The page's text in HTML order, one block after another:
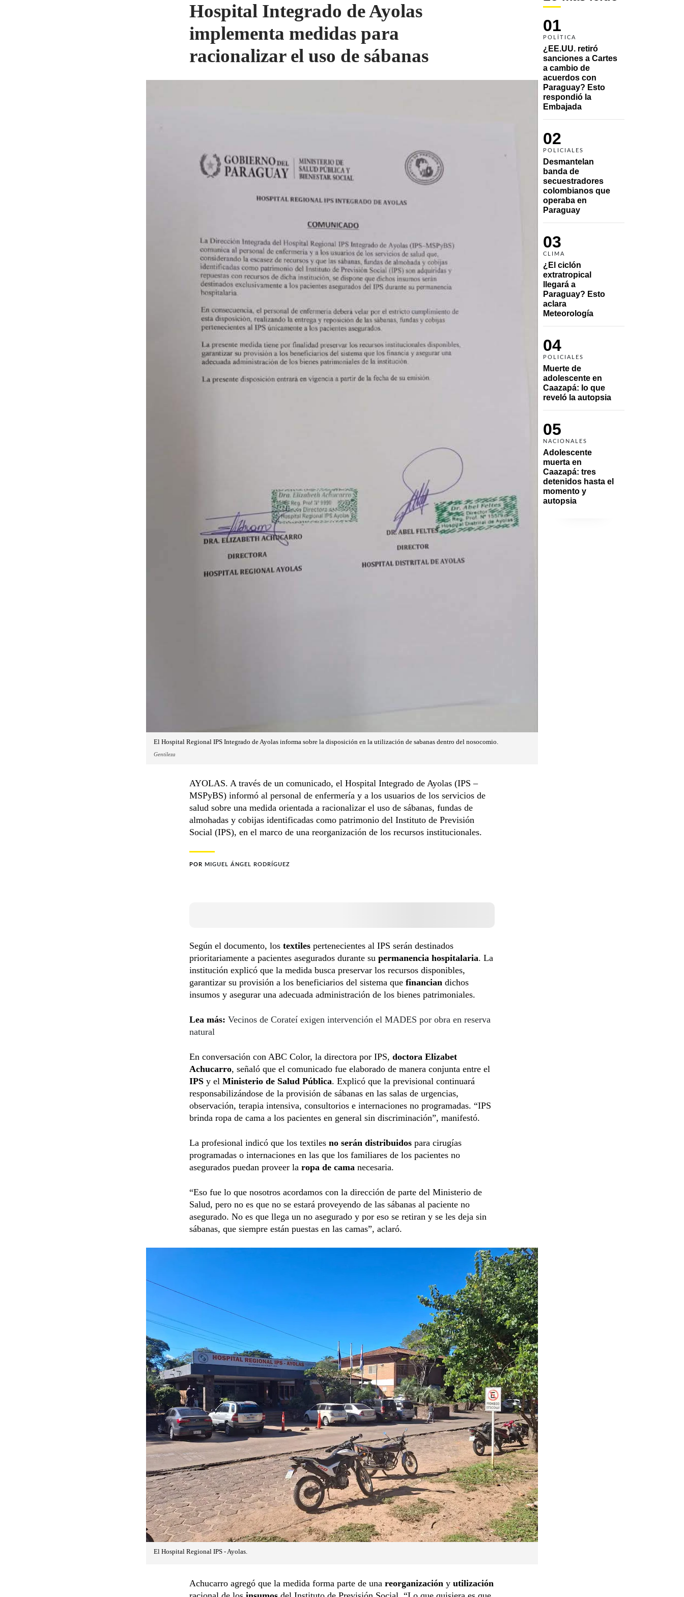
01
POLÍTICA
¿EE.UU. retiró
sanciones a Cartes
a cambio de
acuerdos con
Paraguay? Esto
respondió la
Embajada
02
POLICIALES
Desmantelan
banda de
secuestradores
colombianos que
operaba en
Paraguay
03
CLIMA
¿El ciclón
extratropical
llegará a
Paraguay? Esto
aclara
Meteorología
04
POLICIALES
Muerte de
adolescente en
Caazapá: lo que
reveló la autopsia
05
NACIONALES
Adolescente
muerta en
Caazapá: tres
detenidos hasta el
momento y
autopsia
Hospital Integrado de Ayolas
implementa medidas para
racionalizar el uso de sábanas
El Hospital Regional IPS Integrado de Ayolas informa sobre la disposición en la utilización de sabanas dentro del nosocomio.
Gentileza
AYOLAS. A través de un comunicado, el Hospital Integrado de Ayolas (IPS –
MSPyBS) informó al personal de enfermería y a los usuarios de los servicios de
salud sobre una medida orientada a racionalizar el uso de sábanas, fundas de
almohadas y cobijas identificadas como patrimonio del Instituto de Previsión
Social (IPS), en el marco de una reorganización de los recursos institucionales.
POR MIGUEL ÁNGEL RODRÍGUEZ
Según el documento, los textiles pertenecientes al IPS serán destinados
prioritariamente a pacientes asegurados durante su permanencia hospitalaria. La
institución explicó que la medida busca preservar los recursos disponibles,
garantizar su provisión a los beneficiarios del sistema que financian dichos
insumos y asegurar una adecuada administración de los bienes patrimoniales.
Lea más: Vecinos de Corateí exigen intervención el MADES por obra en reserva
natural
En conversación con ABC Color, la directora por IPS, doctora Elizabet
Achucarro, señaló que el comunicado fue elaborado de manera conjunta entre el
IPS y el Ministerio de Salud Pública. Explicó que la previsional continuará
responsabilizándose de la provisión de sábanas en las salas de urgencias,
observación, terapia intensiva, consultorios e internaciones no programadas. “IPS
brinda ropa de cama a los pacientes en general sin discriminación”, manifestó.
La profesional indicó que los textiles no serán distribuidos para cirugías
programadas o internaciones en las que los familiares de los pacientes no
asegurados puedan proveer la ropa de cama necesaria.
“Eso fue lo que nosotros acordamos con la dirección de parte del Ministerio de
Salud, pero no es que no se estará proveyendo de las sábanas al paciente no
asegurado. No es que llega un no asegurado y por eso se retiran y se les deja sin
sábanas, que siempre están puestas en las camas”, aclaró.
El Hospital Regional IPS - Ayolas.
Achucarro agregó que la medida forma parte de una reorganización y utilización